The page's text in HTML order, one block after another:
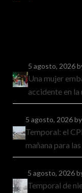
5 agosto, 2026
Una mujer
accidente en
5 agosto, 2026
Temporal: el
mañana para
5 agosto, 2026
Temporal de